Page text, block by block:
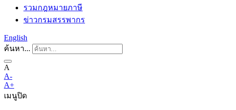
รวมกฎหมายภาษี
ข่าวกรมสรรพากร
English
ค้นหา...
A
A-
A+
เมนูปิด